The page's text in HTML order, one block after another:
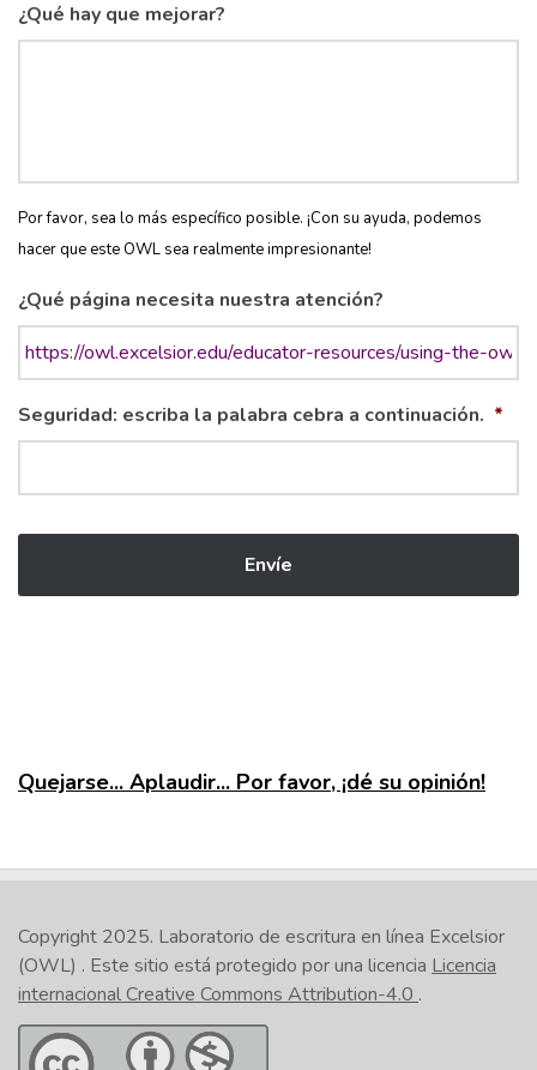
¿Qué hay que mejorar?
Por favor, sea lo más específico posible. ¡Con su ayuda, podemos
hacer que este OWL sea realmente impresionante!
¿Qué página necesita nuestra atención?
Seguridad: escriba la palabra cebra a continuación. *
Quejarse... Aplaudir... Por favor, ¡dé su opinión!
Copyright 2025. Laboratorio de escritura en línea Excelsior
(OWL) . Este sitio está protegido por una licencia Licencia
internacional Creative Commons Attribution-4.0 .